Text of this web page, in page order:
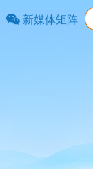
新媒体矩阵